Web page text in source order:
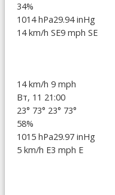
34%
1014 hPa29.94 inHg
14 km/h SE9 mph SE
14 km/h 9 mph
Вт, 11 21:00
23° 73° 23° 73°
58%
1015 hPa29.97 inHg
5 km/h E3 mph E